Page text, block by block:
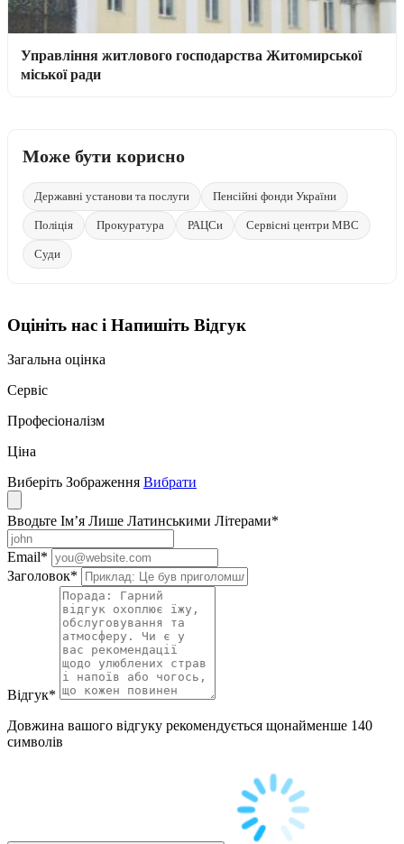
Управління житлового господарства Житомирської
міської ради
Може бути корисно
Державні установи та послуги Пенсійні фонди України
Поліція Прокуратура РАЦСи Сервісні центри МВС
Суди
Оцініть нас і Напишіть Відгук
Загальна оцінка
Сервіс
Професіоналізм
Ціна
Виберіть Зображення Вибрати
Вводьте Ім’я Лише Латинськими Літерами*
Email*
Заголовок*
Відгук*
Довжина вашого відгуку рекомендується щонайменше 140
символів